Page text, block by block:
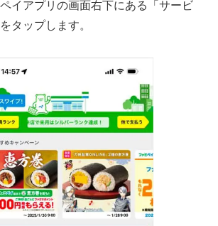
イアプリの画面右下にある「サービ
タップします。